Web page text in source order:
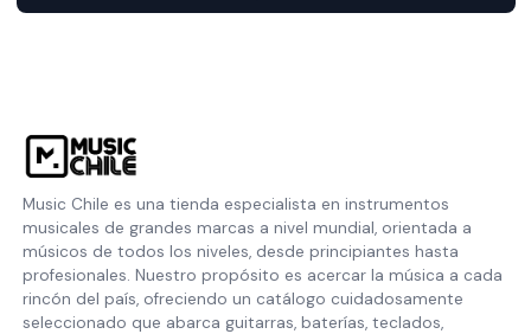
Music Chile es una tienda especialista en instrumentos
musicales de grandes marcas a nivel mundial, orientada a
músicos de todos los niveles, desde principiantes hasta
profesionales. Nuestro propósito es acercar la música a cada
rincón del país, ofreciendo un catálogo cuidadosamente
seleccionado que abarca guitarras, baterías, teclados,